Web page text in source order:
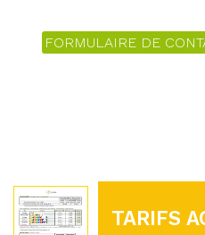
FORMULAIRE DE
TARIFS